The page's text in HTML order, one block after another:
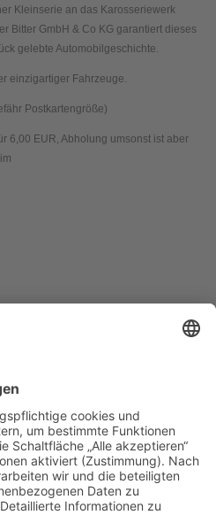
Kleinserie an das Karosseriewerk
Bitter GmbH & Co KG garantiert dieses
gelebte Automobilgeschichte.
einzigartiger Fahrzeuge.
Postkartengröße)
6,00 EUR, Abholung umsonst ist aber
A-DESIGN